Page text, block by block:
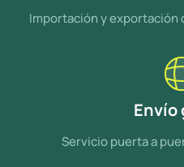
Importación y exportación
Envío
Servicio puerta a